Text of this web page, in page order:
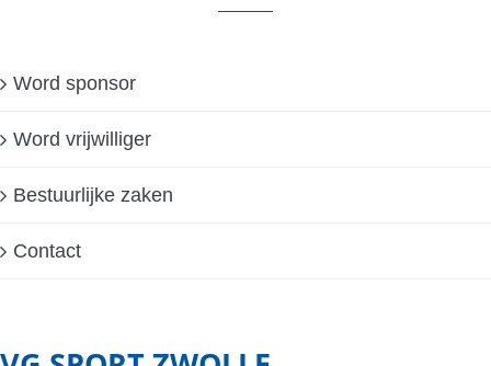
Word sponsor
Word vrijwilliger
Bestuurlijke zaken
Contact